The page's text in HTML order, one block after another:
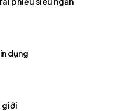
dụng
giới